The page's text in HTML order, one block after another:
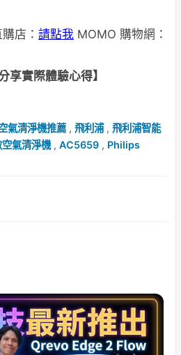
店： 請點我 MOMO 購物網：
享實際體驗心得】
氣清淨機推薦, 飛利浦, 飛利浦智能
氣清淨機, AC5659 , Philips